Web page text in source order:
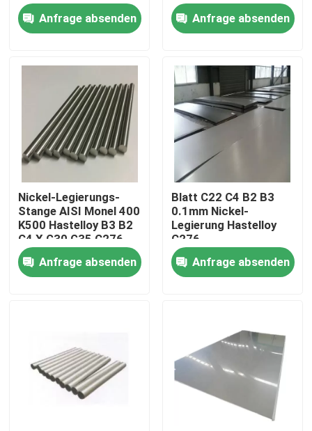
Haus
Über uns
Fabrik-Ausflug
Qualitätskontrolle
Treten Sie mit uns in Verbindung
Incoloy 800-Material
Anfrage absenden
Anfrage absenden
Nickel-Legierungs-
Stange AISI Monel 400
K500 Hastelloy B3 B2
C4 X G30 G35 C276
Anfrage absenden
Blatt C22 C4 B2 B3
0.1mm Nickel-
Legierung Hastelloy
C276
Anfrage absenden